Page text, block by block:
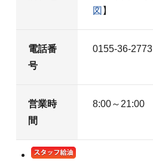
図 】
電話番
号
0155-36-2773
営業時
間
8:00～21:00